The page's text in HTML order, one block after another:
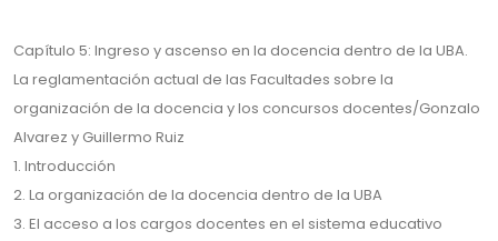
Capítulo 5: Ingreso y ascenso en la docencia dentro de la UBA.
La reglamentación actual de las Facultades sobre la
organización de la docencia y los concursos docentes/Gonzalo
Alvarez y Guillermo Ruiz
1. Introducción
2. La organización de la docencia dentro de la UBA
3. El acceso a los cargos docentes en el sistema educativo